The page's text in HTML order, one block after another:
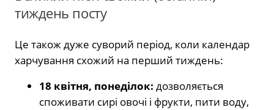
тиждень посту
Це також дуже суворий період, коли календар
харчування схожий на перший тиждень:
18 квітня, понеділок: дозволяється
споживати сирі овочі і фрукти, пити воду,